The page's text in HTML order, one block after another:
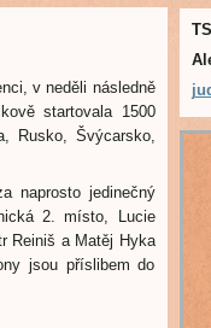
v neděli následně
startovala 1500
Rusko, Švýcarsko,
naprosto jedinečný
2. místo, Lucie
Reiniš a Matěj Hyka
jsou příslibem do